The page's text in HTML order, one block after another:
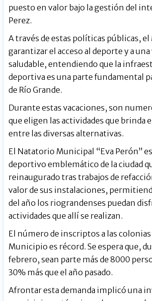
puesto en valor bajo la gestión del
Perez.
A través de estas políticas públicas,
garantizar el acceso al deporte y a una
saludable, entendiendo que la
deportiva es una parte fundamental
de Río Grande.
Durante estas vacaciones, son
que eligen las actividades que brinda
entre las diversas alternativas.
El Natatorio Municipal “Eva Perón”
deportivo emblemático de la ciudad
reinaugurado tras trabajos de
valor de sus instalaciones,
del año los riograndenses puedan
actividades que allí se realizan.
El número de inscriptos a las
Municipio es récord. Se espera que,
febrero, sean parte más de 8000
30% más que el año pasado.
Afrontar esta demanda implicó una